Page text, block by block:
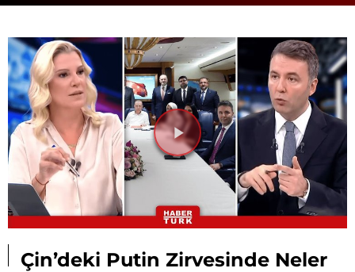
Videoyu
Oynat
Çin’deki Putin Zirvesinde Neler